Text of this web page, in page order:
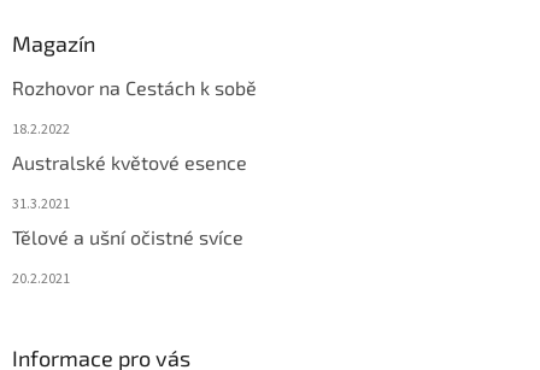
Magazín
Rozhovor na Cestách k sobě
18.2.2022
Australské květové esence
31.3.2021
Tělové a ušní očistné svíce
20.2.2021
Informace pro vás